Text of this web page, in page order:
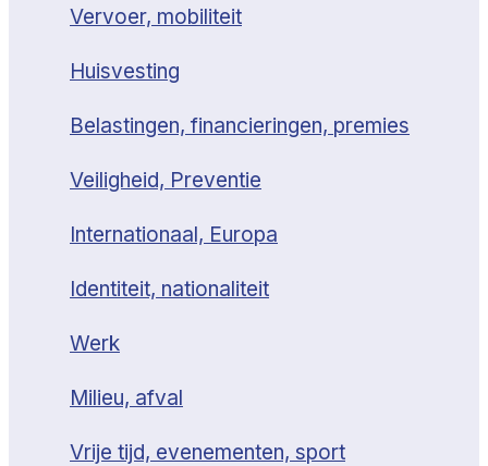
Vervoer, mobiliteit
Huisvesting
Belastingen, financieringen, premies
Veiligheid, Preventie
Internationaal, Europa
Identiteit, nationaliteit
Werk
Milieu, afval
Vrije tijd, evenementen, sport